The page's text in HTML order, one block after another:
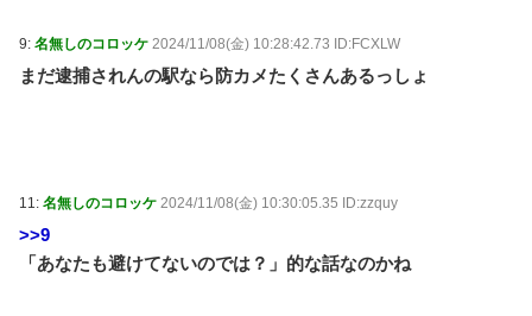
9: 名無しのコロッケ 2024/11/08(金) 10:28:42.73 ID:FCXLW
まだ逮捕されんの駅なら防カメたくさんあるっしょ
11: 名無しのコロッケ 2024/11/08(金) 10:30:05.35 ID:zzquy
>>9
「あなたも避けてないのでは？」的な話なのかね